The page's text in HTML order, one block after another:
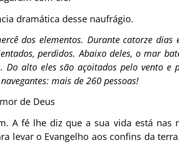
dramática desse naufrágio.
dos elementos. Durante catorze
perdidos. Abaixo deles, o mar
alto eles são açoitados pelo vento
mais de 260 pessoas!
de Deus
A fé lhe diz que a sua vida está
levar o Evangelho aos confins da